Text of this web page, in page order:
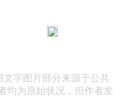
字图片部分来源于公共
均为原始状况，但作者发